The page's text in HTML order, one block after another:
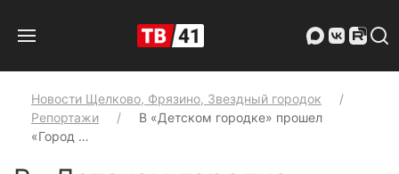
Новости Щелково, Фрязино, Звездный городок
Репортажи
В «Детском городке» прошел
«Город …